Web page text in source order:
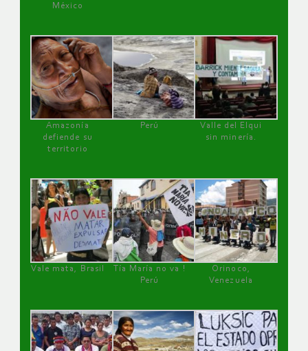
México
Amazonía
defiende su
territorio
Perú
Valle del Elqui
sin minería.
Vale mata, Brasil
Tía María no va !
Perú
Orinoco,
Venezuela